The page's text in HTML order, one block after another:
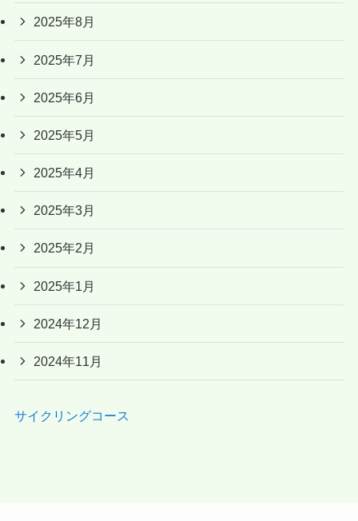
2025年8月
2025年7月
2025年6月
2025年5月
2025年4月
2025年3月
2025年2月
2025年1月
2024年12月
2024年11月
サイクリングコース